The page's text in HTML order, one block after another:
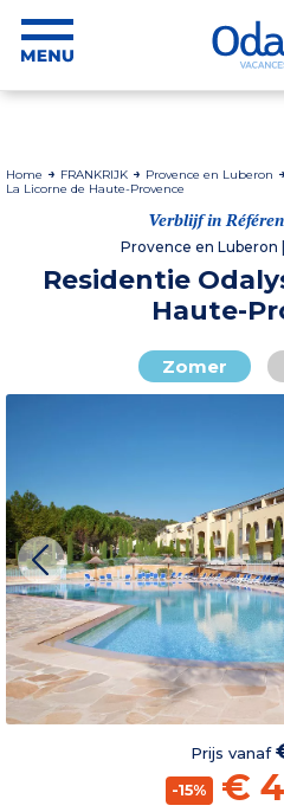
Home FRANKRIJK Provence en Luberon
La Licorne de Haute-Provence
Verblijf in
Provence en Luberon
Residentie
Haute-
Zomer
Prijs vanaf
-15% €